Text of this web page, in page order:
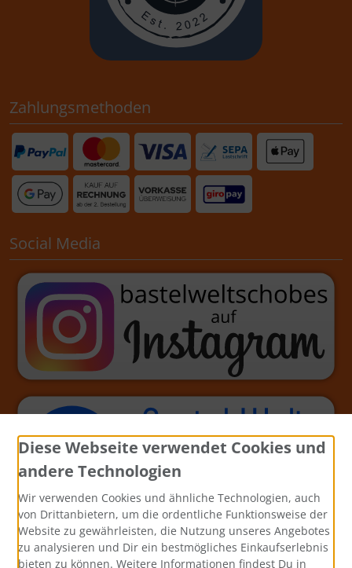
Zahlungsmethoden
Social Media
Diese Webseite verwendet Cookies und
andere Technologien
Wir verwenden Cookies und ähnliche Technologien, auch
von Drittanbietern, um die ordentliche Funktionsweise der
Website zu gewährleisten, die Nutzung unseres Angebotes
zu analysieren und Dir ein bestmögliches Einkaufserlebnis
bieten zu können. Weitere Informationen findest Du in